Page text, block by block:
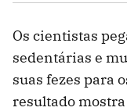
Os cientistas
sedentárias e
suas fezes para
resultado